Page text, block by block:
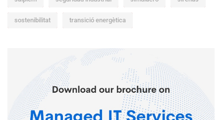
sostenibilitat transició energètica